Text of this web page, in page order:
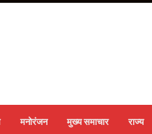
मनोरंजन मुख्य समाचार राज्य